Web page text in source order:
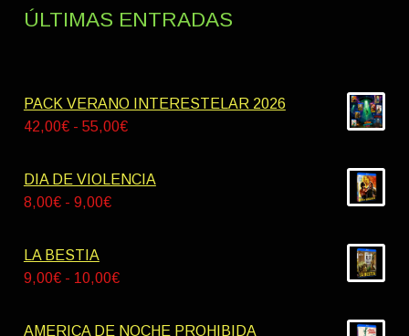
ÚLTIMAS ENTRADAS
PACK VERANO INTERESTELAR 2026
42,00€ - 55,00€Rango
precios:
DIA DE VIOLENCIA
8,00€ - 9,00€Rango
desde
LA BESTIA
9,00€ - 10,00€Rango
precios:
AMERICA DE NOCHE PROHIBIDA